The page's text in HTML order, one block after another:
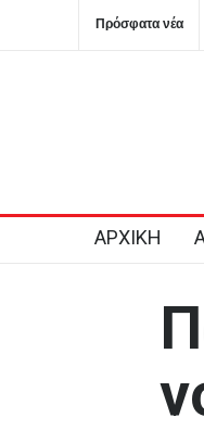
Πρόσφατα νέα
ΑΡΧΙΚΗ